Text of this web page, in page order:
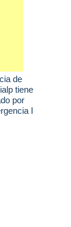
de
tiene
por
I